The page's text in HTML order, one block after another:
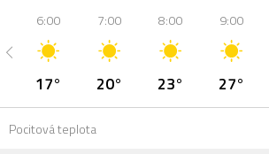
6:00
17°
7:00
20°
8:00
23°
9:00
27°
Pocitová teplota